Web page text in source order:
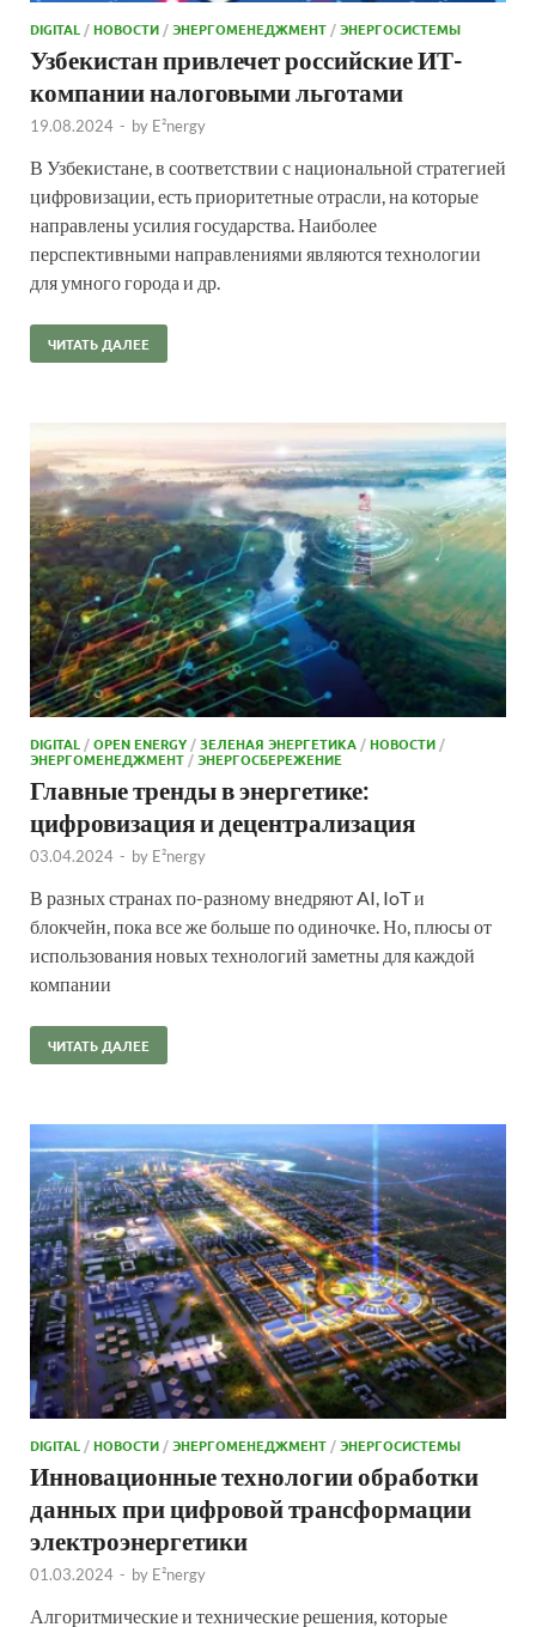
DIGITAL /НОВОСТИ /ЭНЕРГОМЕНЕДЖМЕНТ /ЭНЕРГОСИСТЕМЫ
Узбекистан привлечет российские ИТ-
компании налоговыми льготами
19.08.2024 - by E²nergy
В Узбекистане, в соответствии с национальной стратегией
цифровизации, есть приоритетные отрасли, на которые
направлены усилия государства. Наиболее
перспективными направлениями являются технологии
для умного города и др.
ЧИТАТЬ ДАЛЕЕ
DIGITAL /OPEN ENERGY /ЗЕЛЕНАЯ ЭНЕРГЕТИКА /НОВОСТИ /
ЭНЕРГОМЕНЕДЖМЕНТ /ЭНЕРГОСБЕРЕЖЕНИЕ
Главные тренды в энергетике:
цифровизация и децентрализация
03.04.2024 - by E²nergy
В разных странах по-разному внедряют AI, IoT и
блокчейн, пока все же больше по одиночке. Но, плюсы от
использования новых технологий заметны для каждой
компании
ЧИТАТЬ ДАЛЕЕ
DIGITAL /НОВОСТИ /ЭНЕРГОМЕНЕДЖМЕНТ /ЭНЕРГОСИСТЕМЫ
Инновационные технологии обработки
данных при цифровой трансформации
электроэнергетики
01.03.2024 - by E²nergy
Алгоритмические и технические решения, которые